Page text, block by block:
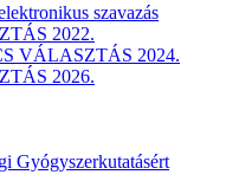
szavazás
2022.
VÁLASZTÁS 2024.
2026.
Gyógyszerkutatásért